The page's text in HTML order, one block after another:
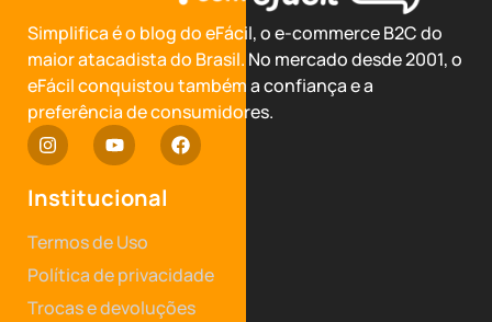
Simplifica é o blog do eFácil, o e-commerce B2C do
maior atacadista do Brasil. No mercado desde 2001, o
eFácil conquistou também a confiança e a
preferência de consumidores.
Institucional
Termos de Uso
Política de privacidade
Trocas e devoluções